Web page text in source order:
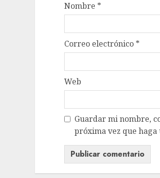
Nombre *
Correo electrónico *
Web
Guardar mi nombre,
próxima vez que